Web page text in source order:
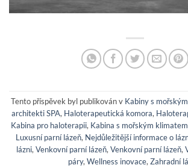
Tento příspěvek byl publikován v Kabiny s
architekti SPA, Haloterapeutická komora,
Kabina pro haloterapii, Kabina s mořským klimatem
Luxusní parní lázeň, Nejdůležitější informace o
lázni, Venkovní parní lázeň, Venkovní parní lázeň,
páry, Wellness inovace, Zahradní